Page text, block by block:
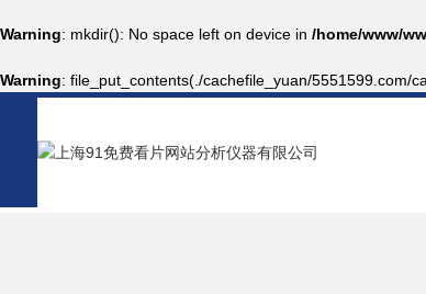
Warning: mkdir(): No space left on device in /home/www/
Warning: file_put_contents(./cachefile_yuan/5551599.com/